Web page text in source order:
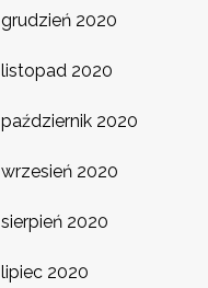
grudzień 2020
listopad 2020
październik 2020
wrzesień 2020
sierpień 2020
lipiec 2020